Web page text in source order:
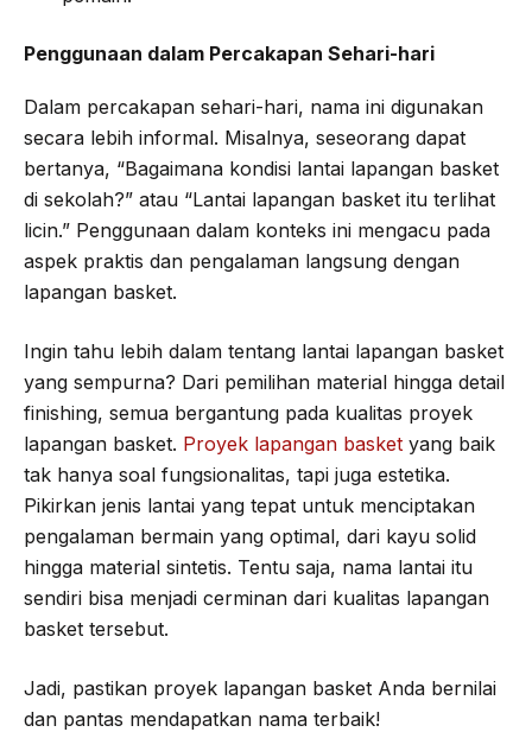
Penggunaan dalam Percakapan Sehari-hari
Dalam percakapan sehari-hari, nama ini digunakan
secara lebih informal. Misalnya, seseorang dapat
bertanya, “Bagaimana kondisi lantai lapangan basket
di sekolah?” atau “Lantai lapangan basket itu terlihat
licin.” Penggunaan dalam konteks ini mengacu pada
aspek praktis dan pengalaman langsung dengan
lapangan basket.
Ingin tahu lebih dalam tentang lantai lapangan basket
yang sempurna? Dari pemilihan material hingga detail
finishing, semua bergantung pada kualitas proyek
lapangan basket. Proyek lapangan basket yang baik
tak hanya soal fungsionalitas, tapi juga estetika.
Pikirkan jenis lantai yang tepat untuk menciptakan
pengalaman bermain yang optimal, dari kayu solid
hingga material sintetis. Tentu saja, nama lantai itu
sendiri bisa menjadi cerminan dari kualitas lapangan
basket tersebut.
Jadi, pastikan proyek lapangan basket Anda bernilai
dan pantas mendapatkan nama terbaik!